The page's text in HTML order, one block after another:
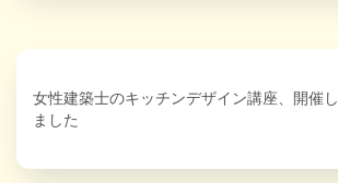
女性建築士のキッチンデザイン講座、開催し
ました